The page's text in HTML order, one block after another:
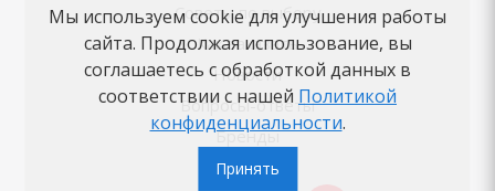
Советы по выбору
Как заказать
Новости
Вопросы-ответы
Бренды
Мы используем cookie для улучшения работы
сайта. Продолжая использование, вы
соглашаетесь с обработкой данных в
соответствии с нашей Политикой
конфиденциальности.
Принять